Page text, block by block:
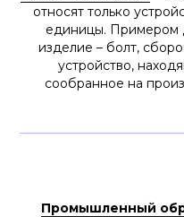
относят только
единицы. Примером
изделие – болт,
устройство,
сообранное на
Промышленный